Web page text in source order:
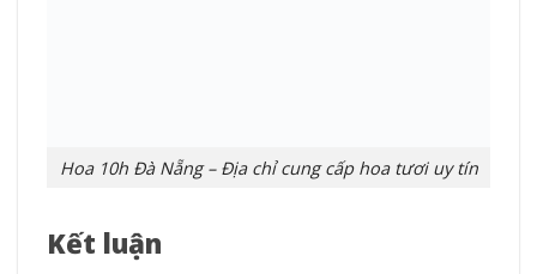
Hoa 10h Đà Nẵng – Địa chỉ cung cấp hoa tươi uy tín
Kết luận